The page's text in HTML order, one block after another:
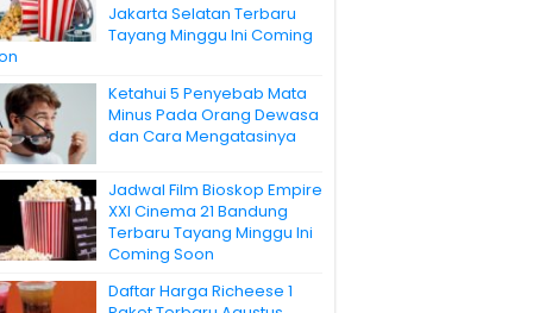
Jakarta Selatan Terbaru
Tayang Minggu Ini Coming
Ketahui 5 Penyebab Mata
Minus Pada Orang Dewasa
dan Cara Mengatasinya
Jadwal Film Bioskop Empire
XXI Cinema 21 Bandung
Terbaru Tayang Minggu Ini
Coming Soon
Daftar Harga Richeese 1